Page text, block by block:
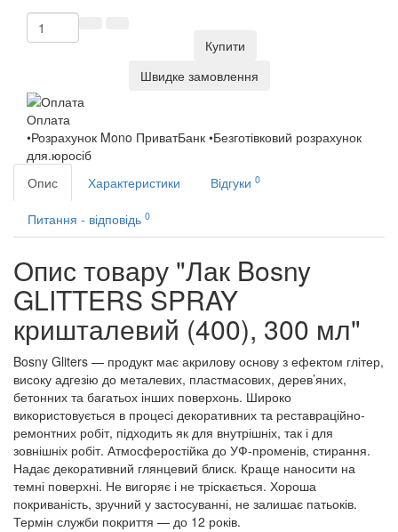
Купити
Швидке замовлення
Оплата
•Розрахунок Mono ПриватБанк •Безготівковий розрахунок
для.юросіб
Опис
Характеристики Відгуки 0
Питання - відповідь 0
Опис товару "Лак Bosny
GLITTERS SPRAY
кришталевий (400), 300 мл"
Bosny Gliters — продукт має акрилову основу з ефектом глітер,
високу адгезію до металевих, пластмасових, дерев’яних,
бетонних та багатьох інших поверхонь. Широко
використовується в процесі декоративних та реставраційно-
ремонтних робіт, підходить як для внутрішніх, так і для
зовнішніх робіт. Атмосферостійка до УФ-променів, стирання.
Надає декоративний глянцевий блиск. Краще наносити на
темні поверхні. Не вигоряє і не тріскається. Хороша
покриваність, зручний у застосуванні, не залишає патьоків.
Термін служби покриття — до 12 років.